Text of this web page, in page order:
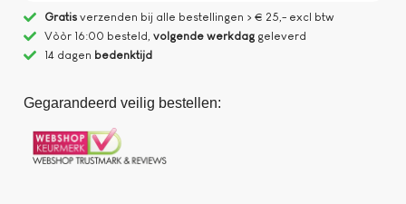
Gratisverzenden bij alle bestellingen > € 25,- excl btw
Vòòr 16:00 besteld, volgende werkdaggeleverd
14 dagen bedenktijd
Gegarandeerd veilig bestellen: